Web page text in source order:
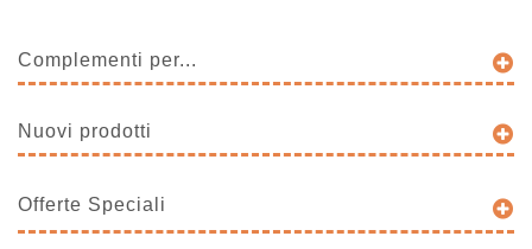
Complementi per...
Nuovi prodotti
Offerte Speciali